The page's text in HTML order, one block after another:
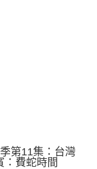
第11集：台灣
：費蛇時間